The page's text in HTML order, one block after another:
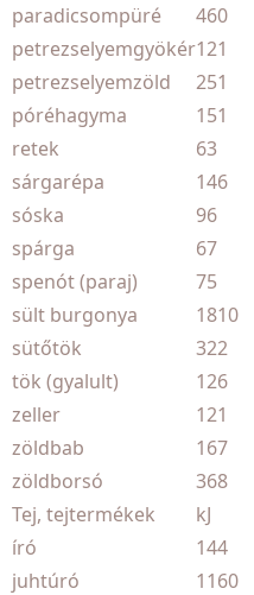
paradicsompüré
460
petrezselyemgyökér121
petrezselyemzöld
251
póréhagyma
151
retek
63
sárgarépa
146
sóska
96
spárga
67
spenót (paraj)
75
sült burgonya
1810
sütőtök
322
tök (gyalult)
126
zeller
121
zöldbab
167
zöldborsó
368
Tej, tejtermékek
kJ
író
144
juhtúró
1160